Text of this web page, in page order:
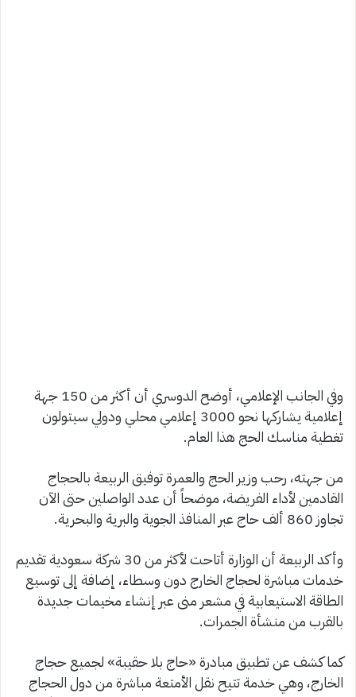
وفي الجانب الإعلامي، أوضح الدوسري أن أكثر من 150 جهة
إعلامية يشاركها نحو 3000 إعلامي محلي ودولي سيتولون
تغطية مناسك الحج هذا العام.
من جهته، رحب وزير الحج والعمرة توفيق الربيعة بالحجاج
القادمين لأداء الفريضة، موضحاً أن عدد الواصلين حتى الآن
تجاوز 860 ألف حاج عبر المنافذ الجوية والبرية والبحرية.
وأكد الربيعة أن الوزارة أتاحت لأكثر من 30 شركة سعودية تقديم
خدمات مباشرة لحجاج الخارج دون وسطاء، إضافة إلى توسيع
الطاقة الاستيعابية في مشعر منى عبر إنشاء مخيمات جديدة
بالقرب من منشأة الجمرات.
كما كشف عن تطبيق مبادرة «حاج بلا حقيبة» لجميع حجاج
الخارج، وهي خدمة تتيح نقل الأمتعة مباشرة من دول الحجاج